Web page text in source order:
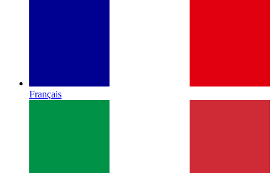
Français